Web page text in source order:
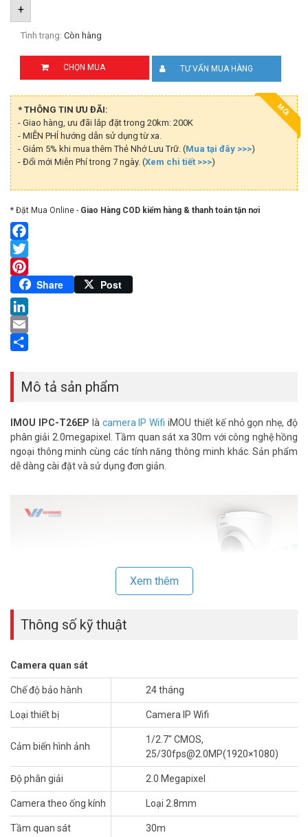
+
Tình trạng: Còn hàng
CHỌN MUA TƯ VẤN MUA HÀNG
MỚI
* THÔNG TIN ƯU ĐÃI:
- Giao hàng, ưu đãi lắp đặt trong 20km: 200K
- MIỄN PHÍ hướng dẫn sử dụng từ xa.
- Giảm 5% khi mua thêm Thẻ Nhớ Lưu Trữ. (Mua tại đây >>>)
- Đổi mới Miễn Phí trong 7 ngày. (Xem chi tiết >>>)
* Đặt Mua Online - Giao Hàng COD kiểm hàng & thanh toán tận nơi
Facebook
Twitter
Pinterest
Share Post
LinkedIn
Email
Mô tả sản phẩm
IMOU IPC-T26EP là camera IP Wifi iMOU thiết kế nhỏ gọn nhẹ, độ
phân giải 2.0megapixel. Tầm quan sát xa 30m với công nghệ hồng
ngoại thông minh cùng các tính năng thông minh khác. Sản phẩm
dễ dàng cài đặt và sử dụng đơn giản.
Phát hiện con người
Công nghệ xử lý hình ảnh mạnh mẽ nhanh chóng tìm thấy mục tiêu
của con người trong hình ảnh và ngay lập tức gửi thông báo đến
điện thoại thông minh của bạn, cho phép bạn theo dõi những gì
quan trọng mà không nhận được cảnh báo sai gây phiền nhiễu.
Xem thêm
Thông số kỹ thuật
Camera quan sát
Chế độ bảo hành 24 tháng
Loại thiết bị Camera IP Wifi
Cảm biến hình ảnh
1/2.7″ CMOS,
25/30fps@2.0MP(1920×1080)
Độ phân giải 2.0 Megapixel
Camera theo ống kính Loại 2.8mm
Tầm quan sát 30m